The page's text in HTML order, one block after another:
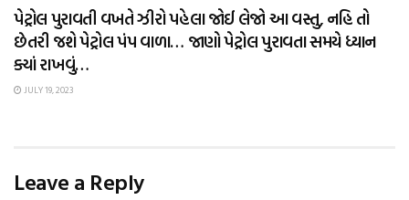
પેટ્રોલ પુરાવતી વખતે ઝીરો પહેલા જોઈ લેજો આ વસ્તુ, નહિ તો
છેતરી જશે પેટ્રોલ પંપ વાળા… જાણો પેટ્રોલ પુરાવતા સમયે ધ્યાન
ક્યાં રાખવું…
JULY 19, 2023
Leave a Reply